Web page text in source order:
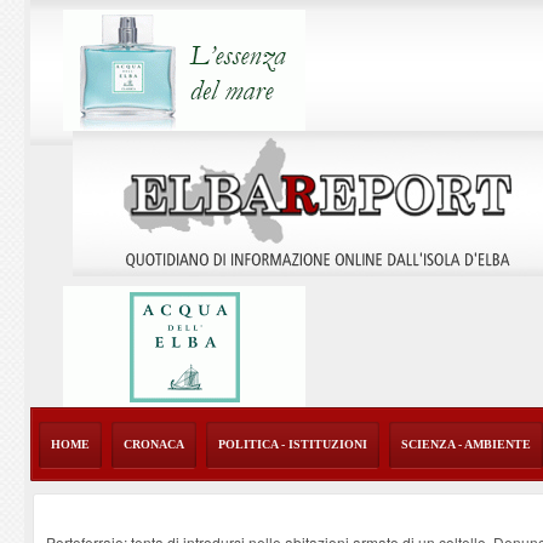
HOME CRONACA POLITICA - ISTITUZIONI SCIENZA - AMBIENTE